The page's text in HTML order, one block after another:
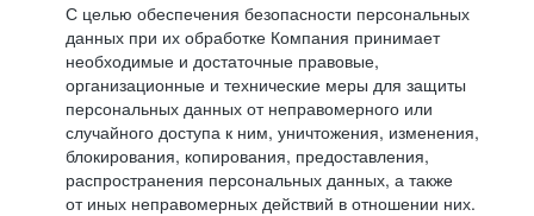
С целью обеспечения безопасности персональных
данных при их обработке Компания принимает
необходимые и достаточные правовые,
организационные и технические меры для защиты
персональных данных от неправомерного или
случайного доступа к ним, уничтожения, изменения,
блокирования, копирования, предоставления,
распространения персональных данных, а также
от иных неправомерных действий в отношении них.